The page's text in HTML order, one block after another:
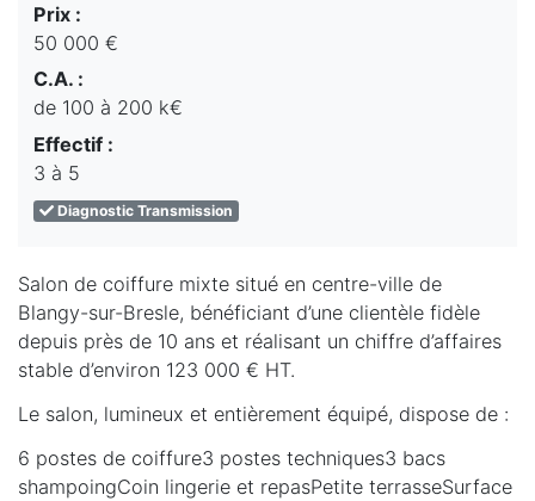
Prix :
50 000 €
C.A. :
de 100 à 200 k€
Effectif :
3 à 5
Diagnostic Transmission
Salon de coiffure mixte situé en centre-ville de
Blangy-sur-Bresle, bénéficiant d’une clientèle fidèle
depuis près de 10 ans et réalisant un chiffre d’affaires
stable d’environ 123 000 € HT.
Le salon, lumineux et entièrement équipé, dispose de :
6 postes de coiffure3 postes techniques3 bacs
shampoingCoin lingerie et repasPetite terrasseSurface